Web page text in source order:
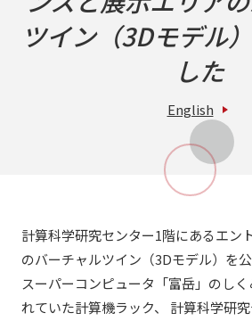
ツイン（3Dモデル
した
English
計算科学研究センター1階にあるエン
のバーチャルツイン（3Dモデル）を公
スーパーコンピュータ「富岳」のし
れていた計算機ラック、 計算科学研